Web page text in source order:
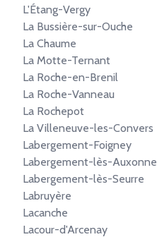
L'Étang-Vergy
La Bussière-sur-Ouche
La Chaume
La Motte-Ternant
La Roche-en-Brenil
La Roche-Vanneau
La Rochepot
La Villeneuve-les-Convers
Labergement-Foigney
Labergement-lès-Auxonne
Labergement-lès-Seurre
Labruyère
Lacanche
Lacour-d'Arcenay